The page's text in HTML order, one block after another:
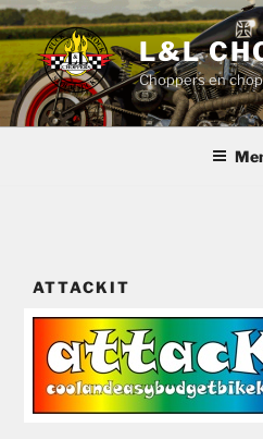
Ga
naar
de
inhoud
L&L
Choppers en
ATTACKIT